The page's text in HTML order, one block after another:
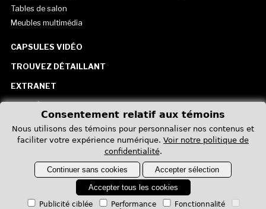
Tables de salon
Meubles multimédia
CAPSULES VIDÉO
TROUVEZ DÉTAILLANT
EXTRANET
CONTACTEZ-NOUS
États-Unis
Consentement relatif aux témoins
Nous utilisons des témoins pour personnaliser nos contenus et
faciliter votre expérience numérique. Voir notre politique de
confidentialité.
Continuer sans cookies
Accepter sélection
Accepter tous les cookies
Publicité ciblée Performance
Fonctionnalité